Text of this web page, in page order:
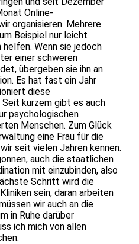
Online-
organisieren. Mehrere
Beispiel nur leicht
Wenn sie jedoch
einer schweren
übergeben sie ihn an
Es hat fast ein Jahr
diese
kurzem gibt es auch
psychologischen
Menschen. Zum Glück
eine Frau für die
seit vielen Jahren kennen.
auch die staatlichen
mit einzubinden, also
Schritt wird die
sein, daran arbeiten
wir auch an die
in Ruhe darüber
ich mich von allen